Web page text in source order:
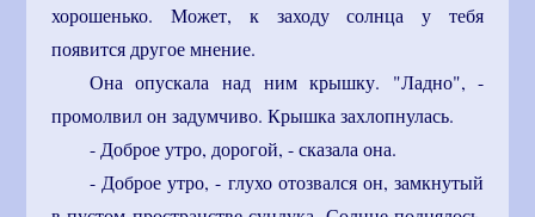
хорошенько. Может, к заходу солнца у тебя
появится другое мнение.
Она опускала над ним крышку. "Ладно", -
промолвил он задумчиво. Крышка захлопнулась.
- Доброе утро, дорогой, - сказала она.
- Доброе утро, - глухо отозвался он, замкнутый